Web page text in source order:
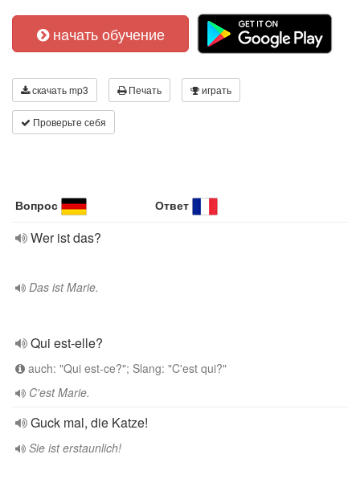
начать обучение
скачать mp3 Печать играть
Проверьте себя
Вопрос Ответ
Wer ist das?
Das ist Marie.
Qui est-elle?
auch: "Qui est-ce?"; Slang: "C'est qui?"
C'est Marie.
Guck mal, die Katze!
Sie ist erstaunlich!